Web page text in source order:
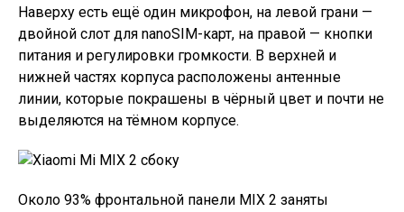
Наверху есть ещё один микрофон, на левой грани —
двойной слот для nanoSIM-карт, на правой — кнопки
питания и регулировки громкости. В верхней и
нижней частях корпуса расположены антенные
линии, которые покрашены в чёрный цвет и почти не
выделяются на тёмном корпусе.
Около 93% фронтальной панели MIX 2 заняты